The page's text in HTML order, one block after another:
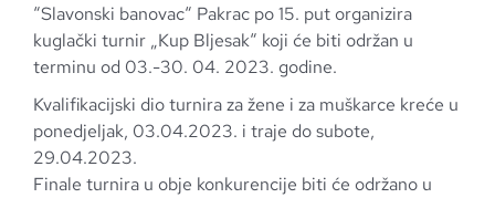
“Slavonski banovac“ Pakrac po 15. put organizira
kuglački turnir „Kup Bljesak“ koji će biti održan u
terminu od 03.-30. 04. 2023. godine.
Kvalifikacijski dio turnira za žene i za muškarce kreće u
ponedjeljak, 03.04.2023. i traje do subote,
29.04.2023.
Finale turnira u obje konkurencije biti će održano u